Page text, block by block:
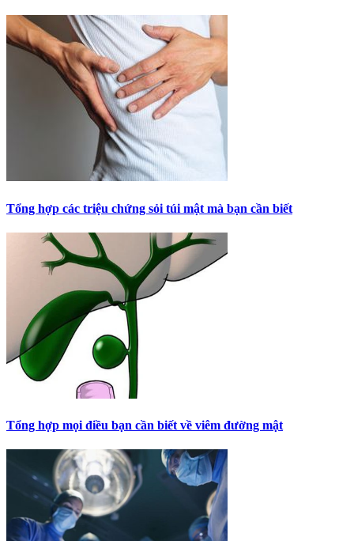
Tổng hợp các triệu chứng sỏi túi mật mà bạn cần biết
Tổng hợp mọi điều bạn cần biết về viêm đường mật